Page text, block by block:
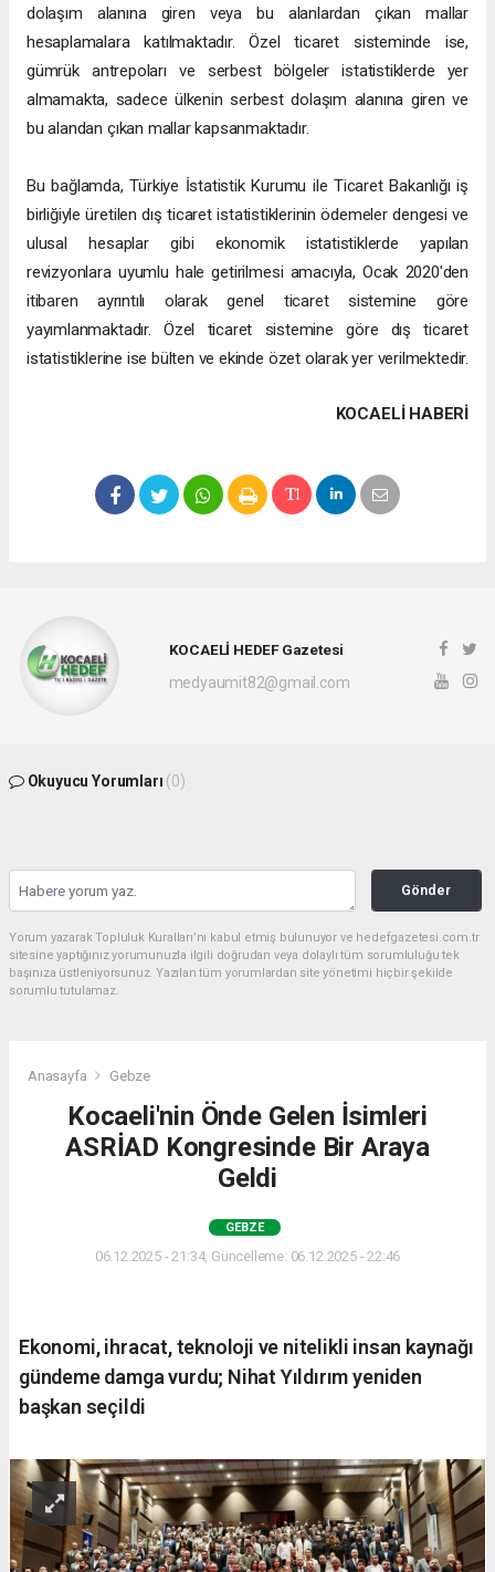
dolaşım alanına giren veya bu alanlardan çıkan mallar
hesaplamalara katılmaktadır. Özel ticaret sisteminde ise,
gümrük antrepoları ve serbest bölgeler istatistiklerde yer
almamakta, sadece ülkenin serbest dolaşım alanına giren ve
bu alandan çıkan mallar kapsanmaktadır.
Bu bağlamda, Türkiye İstatistik Kurumu ile Ticaret Bakanlığı iş
birliğiyle üretilen dış ticaret istatistiklerinin ödemeler dengesi ve
ulusal hesaplar gibi ekonomik istatistiklerde yapılan
revizyonlara uyumlu hale getirilmesi amacıyla, Ocak 2020'den
itibaren ayrıntılı olarak genel ticaret sistemine göre
yayımlanmaktadır. Özel ticaret sistemine göre dış ticaret
istatistiklerine ise bülten ve ekinde özet olarak yer verilmektedir.
KOCAELI HABERİ
KOCAELİ HEDEF Gazetesi
medyaumit82@gmail.com
Okuyucu Yorumları (0)
Gönder
Yorum yazarak Topluluk Kuralları’nı kabul etmiş bulunuyor ve hedefgazetesi.com.tr
sitesine yaptığınız yorumunuzla ilgili doğrudan veya dolaylı tüm sorumluluğu tek
başınıza üstleniyorsunuz. Yazılan tüm yorumlardan site yönetimi hiçbir şekilde
sorumlu tutulamaz.
Anasayfa Gebze
Kocaeli'nin Önde Gelen İsimleri
ASRİAD Kongresinde Bir Araya
Geldi
GEBZE
06.12.2025 - 21:34, Güncelleme: 06.12.2025 - 22:46
Ekonomi, ihracat, teknoloji ve nitelikli insan kaynağı
gündeme damga vurdu; Nihat Yıldırım yeniden
başkan seçildi